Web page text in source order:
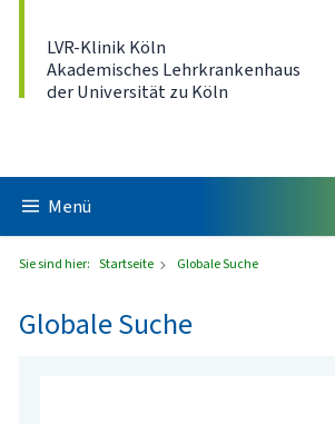
LVR-Klinik Köln
Akademisches Lehrkrankenhaus
der Universität zu Köln
Menü
Sie sind hier: Startseite Globale Suche
Globale Suche